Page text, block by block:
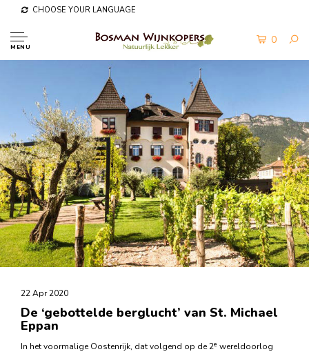
CHOOSE YOUR LANGUAGE
MENU
0
22 Apr 2020
De ‘gebottelde berglucht’ van St. Michael
Eppan
In het voormalige Oostenrijk, dat volgend op de 2e wereldoorlog